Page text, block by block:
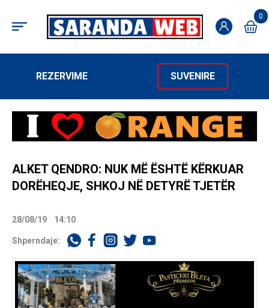
0
REZERVIME SUVENIRE
ALKET QENDRO: NUK MË ËSHTË KËRKUAR
DORËHEQJE, SHKOJ NË DETYRË TJETËR
28/08/19 14:10
Shperndaje: